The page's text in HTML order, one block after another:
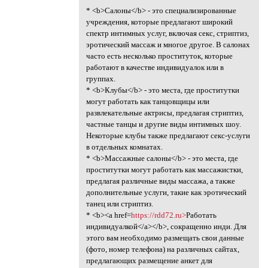
* <b>Салоны</b> - это специализированные
учреждения, которые предлагают широкий
спектр интимных услуг, включая секс, стриптиз,
эротический массаж и многое другое. В салонах
часто есть несколько проституток, которые
работают в качестве индивидуалок или в
группах.
* <b>Клубы</b> - это места, где проститутки
могут работать как танцовщицы или
развлекательные актрисы, предлагая стриптиз,
частные танцы и другие виды интимных шоу.
Некоторые клубы также предлагают секс-услуги
в отдельных комнатах.
* <b>Массажные салоны</b> - это места, где
проститутки могут работать как массажистки,
предлагая различные виды массажа, а также
дополнительные услуги, такие как эротический
танец или стриптиз.
* <b><a href=https://rdd72.ru>Работать
индивидуалкой</a></b>, сокращенно инди. Для
этого вам необходимо размещать свои данные
(фото, номер телефона) на различных сайтах,
предлагающих размещение анкет для